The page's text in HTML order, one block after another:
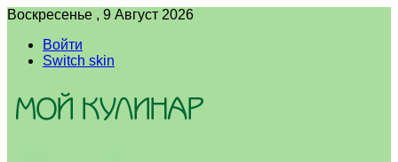
Воскресенье , 9 Август 2026
Войти
Switch skin